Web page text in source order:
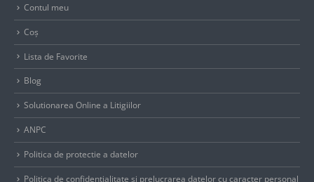
Contul meu
Coș
Lista de Favorite
Blog
Solutionarea Online a Litigiilor
ANPC
Politica de protectie a datelor
Politica de confidentialitate si prelucrarea datelor cu caracter personal